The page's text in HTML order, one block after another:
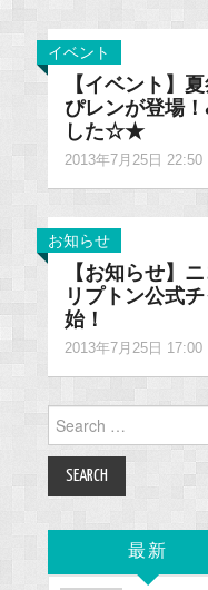
イベント
【イベント】
ぴレンが登場
した☆★
2013年7月25日 22:50
お知らせ
【お知らせ】
リプトン公式
始！
2013年7月25日 17:00
Search
for:
最新